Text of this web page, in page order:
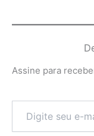
Assine para
e-